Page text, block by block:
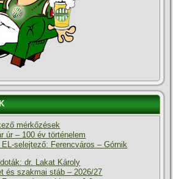
mérkőzések
úr – 100 év történelem
selejtező: Ferencváros – Górnik
dr. Lakat Károly
és szakmai stáb – 2026/27